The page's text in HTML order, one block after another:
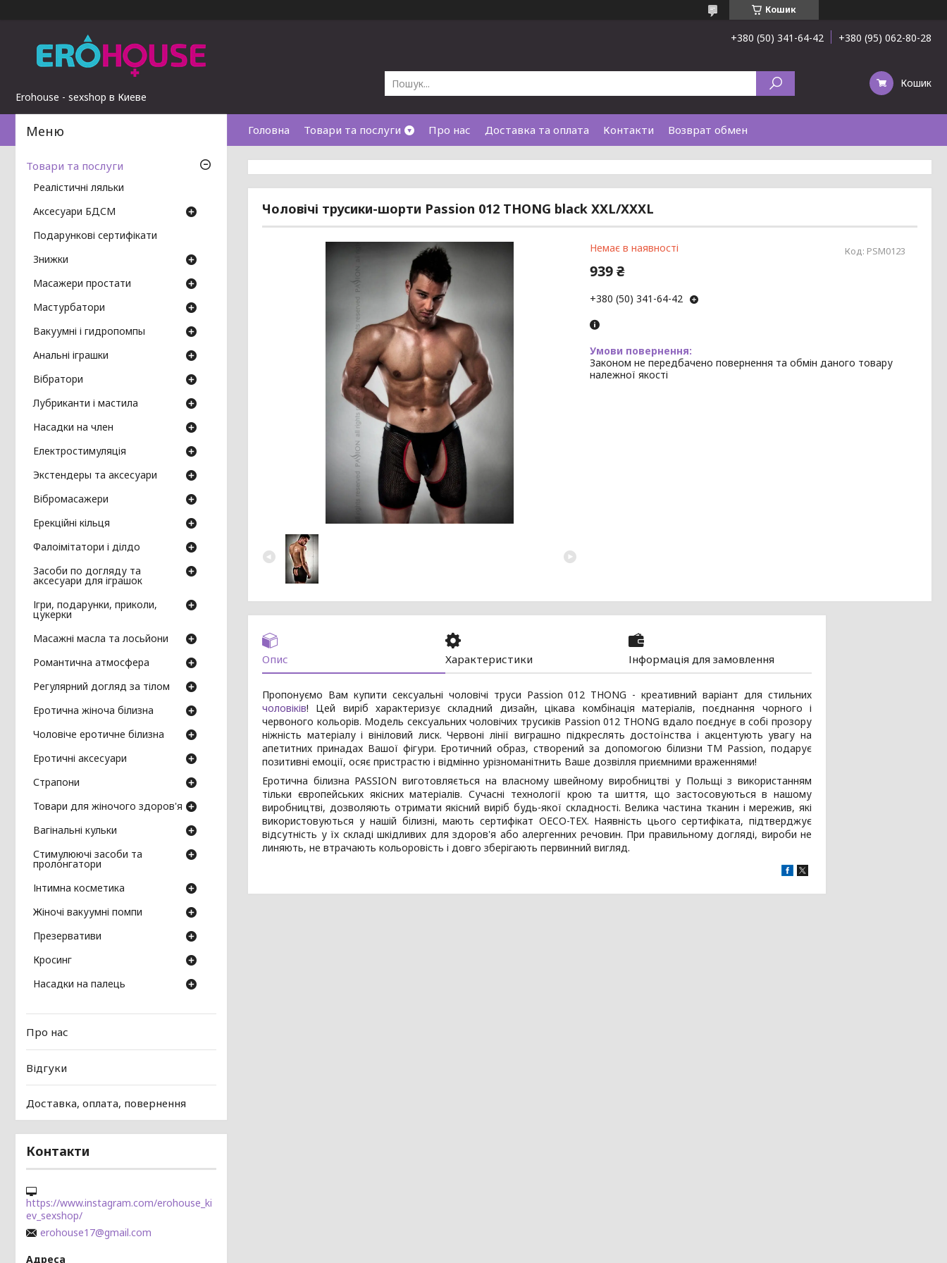
Кошик
Erohouse - sexshop в Киеве
+380 (50) 341-64-42 +380 (95) 062-80-28
Кошик
Головна Товари та послуги Про нас Доставка та оплата Контакти Возврат обмен
Чоловічі трусики-шорти Passion 012 THONG black XXL/XXXL
Немає в наявності Код: PSM0123
939 ₴
+380 (50) 341-64-42
Законом не передбачено повернення та обмін даного товару
належної якості
Опис Характеристики Інформація для замовлення
Пропонуємо Вам купити сексуальні чоловічі труси Passion 012 THONG - креативний варіант для стильних
чоловіків! Цей виріб характеризує складний дизайн, цікава комбінація матеріалів, поєднання чорного і
червоного кольорів. Модель сексуальних чоловічих трусиків Passion 012 THONG вдало поєднує в собі прозору
ніжність матеріалу і вініловий лиск. Червоні лінії виграшно підкреслять достоїнства і акцентують увагу на
апетитних принадах Вашої фігури. Еротичний образ, створений за допомогою білизни ТМ Passion, подарує
позитивні емоції, осяє пристрастю і відмінно урізноманітнить Ваше дозвілля приємними враженнями!
Еротична білизна PASSION виготовляється на власному швейному виробництві у Польщі з використанням
тільки європейських якісних матеріалів. Сучасні технології крою та шиття, що застосовуються в нашому
виробництві, дозволяють отримати якісний виріб будь-якої складності. Велика частина тканин і мережив, які
використовуються у нашій білизні, мають сертифікат OECO-TEX. Наявність цього сертифіката, підтверджує
відсутність у їх складі шкідливих для здоров'я або алергенних речовин. При правильному догляді, вироби не
линяють, не втрачають кольоровість і довго зберігають первинний вигляд.
Товари та послуги
Реалістичні ляльки
Аксесуари БДСМ
Подарункові сертифікати
Знижки
Масажери простати
Мастурбатори
Вакуумні і гидропомпы
Анальні іграшки
Вібратори
Лубриканти і мастила
Насадки на член
Електростимуляція
Экстендеры та аксесуари
Вібромасажери
Ерекційні кільця
Фалоімітатори і ділдо
Засоби по догляду та
аксесуари для іграшок
Ігри, подарунки, приколи,
цукерки
Масажні масла та лосьйони
Романтична атмосфера
Регулярний догляд за тілом
Еротична жіноча білизна
Чоловіче еротичне білизна
Еротичні аксесуари
Страпони
Товари для жіночого здоров'я
Вагінальні кульки
Стимулюючі засоби та
пролонгатори
Інтимна косметика
Жіночі вакуумні помпи
Презервативи
Кросинг
Насадки на палець
Про нас
Відгуки
Доставка, оплата, повернення
Контакти
https://www.instagram.com/erohouse_ki
ev_sexshop/
erohouse17@gmail.com